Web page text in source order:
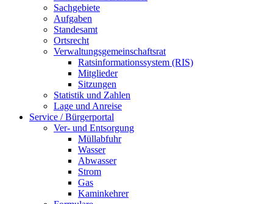
Sachgebiete
Aufgaben
Standesamt
Ortsrecht
Verwaltungsgemeinschaftsrat
Ratsinformationssystem (RIS)
Mitglieder
Sitzungen
Statistik und Zahlen
Lage und Anreise
Service / Bürgerportal
Ver- und Entsorgung
Müllabfuhr
Wasser
Abwasser
Strom
Gas
Kaminkehrer